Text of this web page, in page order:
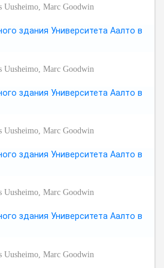
Uusheimo, Marc Goodwin
Uusheimo, Marc Goodwin
Uusheimo, Marc Goodwin
Uusheimo, Marc Goodwin
Uusheimo, Marc Goodwin